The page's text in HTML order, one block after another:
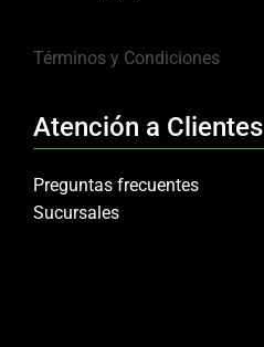
Términos y Condiciones
Atención a Clientes
Preguntas frecuentes
Sucursales